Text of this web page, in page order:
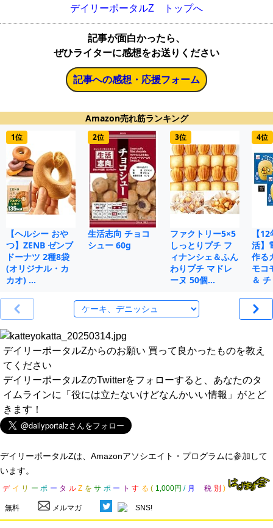
デイリーポータルZ トップへ
記事が面白かったら、
ぜひライターに感想をお送りください
記事への感想・応援フォーム
Amazon売れ筋ランキング
1位
【ヘルシー おや
つ】ZENB ゼンブ
ドーナツ 2種8袋
(オリジナル・カ
カオ) …
2位
生活志向 チョコ
シュー 60g
3位
ファクトリー5×5
しっとりプチ フ
ィナンシェ＆ふん
わりプチ マドレ
ーヌ 50個…
4位
【
活】
作る
モコ
＆
デイリーポータルZからのお願い 買って良かったものを教え
てください
デイリーポータルZのTwitterをフォローすると、あなたのタ
イムラインに「役には立たないけどなんかいい情報」がとど
きます！
デイリーポータルZは、Amazonアソシエイト・プログラムに参加して
います。
デ イ リ ー ポ ー タ ル Z を サ ポ ー ト す る ( 1,000円 / 月 税 別 )
無料 メルマガ SNS!